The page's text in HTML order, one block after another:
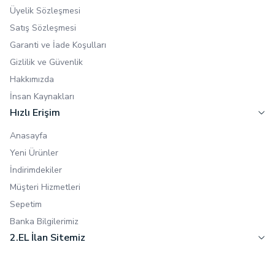
Üyelik Sözleşmesi
Satış Sözleşmesi
Garanti ve İade Koşulları
Gizlilik ve Güvenlik
Hakkımızda
İnsan Kaynakları
Hızlı Erişim
Anasayfa
Yeni Ürünler
İndirimdekiler
Müşteri Hizmetleri
Sepetim
Banka Bilgilerimiz
2.EL İlan Sitemiz